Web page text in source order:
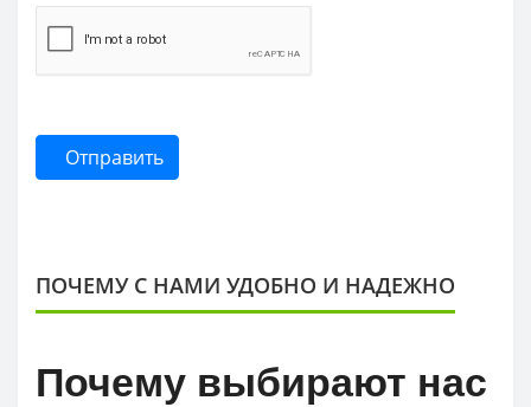
Отправить
ПОЧЕМУ С НАМИ УДОБНО И НАДЕЖНО
Почему выбирают нас